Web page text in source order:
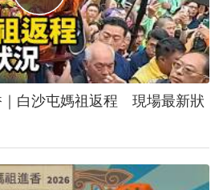
｜白沙屯媽祖返程 現場最新狀